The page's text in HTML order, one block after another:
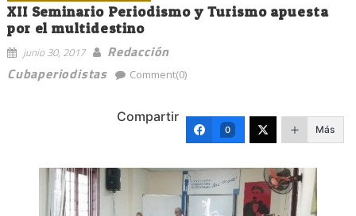
XII Seminario Periodismo y Turismo apuesta
por el multidestino
junio 30, 2017
Redacción
Cubaperiodistas
Comment(0)
Compartir
0 Más